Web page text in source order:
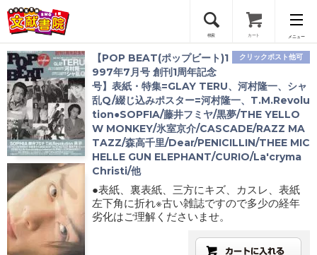
検索 カート メニュー
会員登録
ログイン
クリックポスト他可
【POP BEAT(ポップビート)1
997年7月号 創刊1周年記念
号】表紙・特集=GLAY TERU、河村隆一、シャ
乱Q/綴じ込みポスター=河村隆一、T.M.Revolu
tion●SOPFIA/藤井フミヤ/黒夢/THE YELLO
W MONKEY/氷室京介/CASCADE/RAZZ MA
TAZZ/森高千里/Dear/PENICILLIN/THEE MIC
HELLE GUN ELEPHANT/CURIO/La'cryma
Christi/他
●表紙、裏表紙、三方にキズ、カスレ、表紙
左下角に折れ※古い雑誌ですので多少の経年
劣化はご理解くださいませ。